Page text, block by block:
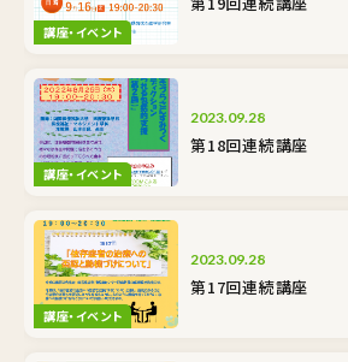
講座・イベント
講座・イベント
2023.09.28
第18回連続講座
講座・イベント
2023.09.28
第17回連続講座